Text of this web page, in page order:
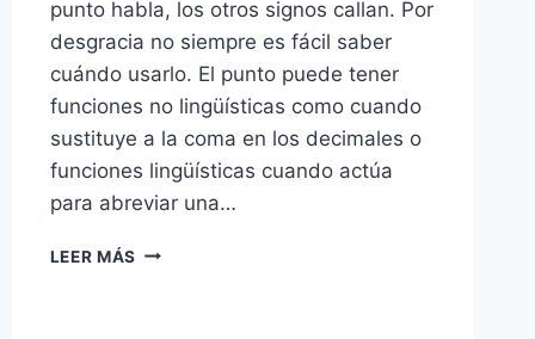
punto habla, los otros signos callan. Por
desgracia no siempre es fácil saber
cuándo usarlo. El punto puede tener
funciones no lingüísticas como cuando
sustituye a la coma en los decimales o
funciones lingüísticas cuando actúa
para abreviar una…
LEER MÁS QUÉ